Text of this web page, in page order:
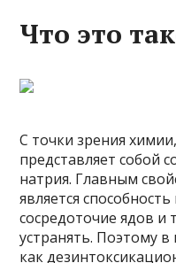
Что это
С точки зрения
представляет собой
натрия. Главным
является
сосредоточие ядов и
устранять. Поэтому
как